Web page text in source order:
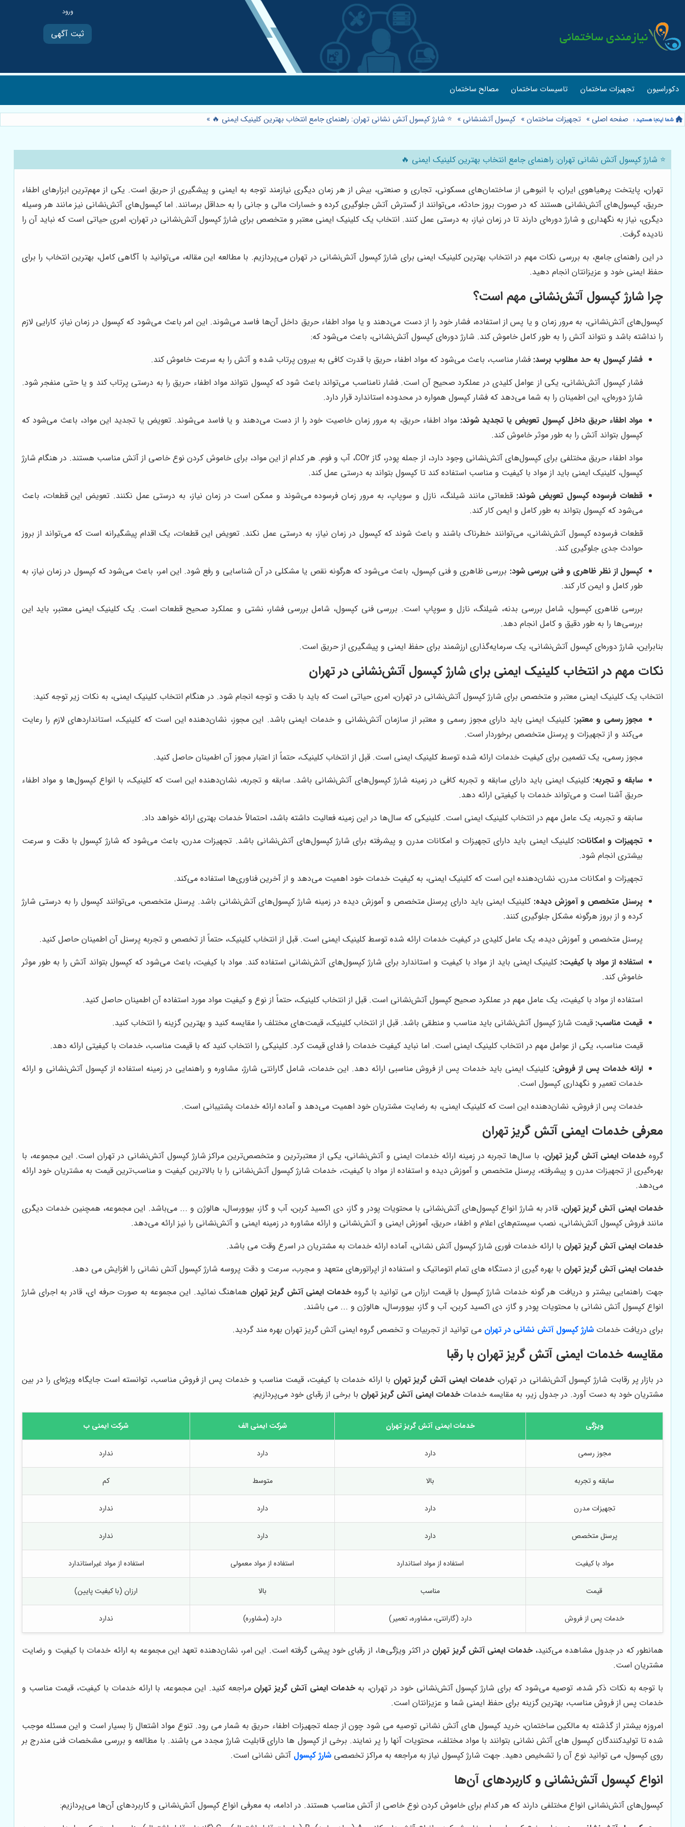
ثبت آگهی
دکوراسیون تجهیزات ساختمان تاسیسات ساختمان مصالح ساختمان
صفحه اصلی » تجهیزات ساختمان » کپسول آتشنشانی » ⭐️ شارژ کپسول آتش نشانی تهران: راهنمای جامع انتخاب بهترین کلینیک ایمنی 🔥 »
⭐️ شارژ کپسول آتش نشانی تهران: راهنمای جامع انتخاب بهترین کلینیک ایمنی 🔥
تهران، پایتخت پرهیاهوی ایران، با انبوهی از ساختمان‌های مسکونی، تجاری و صنعتی، بیش از هر زمان دیگری نیازمند توجه به ایمنی و پیشگیری از حریق است. یکی از مهم‌ترین ابزارهای اطفاء
حریق، کپسول‌های آتش‌نشانی هستند که در صورت بروز حادثه، می‌توانند از گسترش آتش جلوگیری کرده و خسارات مالی و جانی را به حداقل برسانند. اما کپسول‌های آتش‌نشانی نیز مانند هر وسیله
دیگری، نیاز به نگهداری و شارژ دوره‌ای دارند تا در زمان نیاز، به درستی عمل کنند. انتخاب یک کلینیک ایمنی معتبر و متخصص برای شارژ کپسول آتش‌نشانی در تهران، امری حیاتی است که نباید آن را
نادیده گرفت.
در این راهنمای جامع، به بررسی نکات مهم در انتخاب بهترین کلینیک ایمنی برای شارژ کپسول آتش‌نشانی در تهران می‌پردازیم. با مطالعه این مقاله، می‌توانید با آگاهی کامل، بهترین انتخاب را برای
حفظ ایمنی خود و عزیزانتان انجام دهید.
چرا شارژ کپسول آتش‌نشانی مهم است؟
کپسول‌های آتش‌نشانی، به مرور زمان و یا پس از استفاده، فشار خود را از دست می‌دهند و یا مواد اطفاء حریق داخل آن‌ها فاسد می‌شوند. این امر باعث می‌شود که کپسول در زمان نیاز، کارایی لازم
را نداشته باشد و نتواند آتش را به طور کامل خاموش کند. شارژ دوره‌ای کپسول آتش‌نشانی، باعث می‌شود که:
فشار کپسول به حد مطلوب برسد: فشار مناسب، باعث می‌شود که مواد اطفاء حریق با قدرت کافی به بیرون پرتاب شده و آتش را به سرعت خاموش کند.
فشار کپسول آتش‌نشانی، یکی از عوامل کلیدی در عملکرد صحیح آن است. فشار نامناسب می‌تواند باعث شود که کپسول نتواند مواد اطفاء حریق را به درستی پرتاب کند و یا حتی منفجر شود.
شارژ دوره‌ای، این اطمینان را به شما می‌دهد که فشار کپسول همواره در محدوده استاندارد قرار دارد.
مواد اطفاء حریق داخل کپسول تعویض یا تجدید شوند: مواد اطفاء حریق، به مرور زمان خاصیت خود را از دست می‌دهند و یا فاسد می‌شوند. تعویض یا تجدید این مواد، باعث می‌شود که
کپسول بتواند آتش را به طور موثر خاموش کند.
مواد اطفاء حریق مختلفی برای کپسول‌های آتش‌نشانی وجود دارد، از جمله پودر، گاز CO2، آب و فوم. هر کدام از این مواد، برای خاموش کردن نوع خاصی از آتش مناسب هستند. در هنگام شارژ
کپسول، کلینیک ایمنی باید از مواد با کیفیت و مناسب استفاده کند تا کپسول بتواند به درستی عمل کند.
قطعات فرسوده کپسول تعویض شوند: قطعاتی مانند شیلنگ، نازل و سوپاپ، به مرور زمان فرسوده می‌شوند و ممکن است در زمان نیاز، به درستی عمل نکنند. تعویض این قطعات، باعث
می‌شود که کپسول بتواند به طور کامل و ایمن کار کند.
قطعات فرسوده کپسول آتش‌نشانی، می‌توانند خطرناک باشند و باعث شوند که کپسول در زمان نیاز، به درستی عمل نکند. تعویض این قطعات، یک اقدام پیشگیرانه است که می‌تواند از بروز
حوادث جدی جلوگیری کند.
کپسول از نظر ظاهری و فنی بررسی شود: بررسی ظاهری و فنی کپسول، باعث می‌شود که هرگونه نقص یا مشکلی در آن شناسایی و رفع شود. این امر، باعث می‌شود که کپسول در زمان نیاز، به
طور کامل و ایمن کار کند.
بررسی ظاهری کپسول، شامل بررسی بدنه، شیلنگ، نازل و سوپاپ است. بررسی فنی کپسول، شامل بررسی فشار، نشتی و عملکرد صحیح قطعات است. یک کلینیک ایمنی معتبر، باید این
بررسی‌ها را به طور دقیق و کامل انجام دهد.
بنابراین، شارژ دوره‌ای کپسول آتش‌نشانی، یک سرمایه‌گذاری ارزشمند برای حفظ ایمنی و پیشگیری از حریق است.
نکات مهم در انتخاب کلینیک ایمنی برای شارژ کپسول آتش‌نشانی در تهران
انتخاب یک کلینیک ایمنی معتبر و متخصص برای شارژ کپسول آتش‌نشانی در تهران، امری حیاتی است که باید با دقت و توجه انجام شود. در هنگام انتخاب کلینیک ایمنی، به نکات زیر توجه کنید:
مجوز رسمی و معتبر: کلینیک ایمنی باید دارای مجوز رسمی و معتبر از سازمان آتش‌نشانی و خدمات ایمنی باشد. این مجوز، نشان‌دهنده این است که کلینیک، استانداردهای لازم را رعایت
می‌کند و از تجهیزات و پرسنل متخصص برخوردار است.
مجوز رسمی، یک تضمین برای کیفیت خدمات ارائه شده توسط کلینیک ایمنی است. قبل از انتخاب کلینیک، حتماً از اعتبار مجوز آن اطمینان حاصل کنید.
سابقه و تجربه: کلینیک ایمنی باید دارای سابقه و تجربه کافی در زمینه شارژ کپسول‌های آتش‌نشانی باشد. سابقه و تجربه، نشان‌دهنده این است که کلینیک، با انواع کپسول‌ها و مواد اطفاء
حریق آشنا است و می‌تواند خدمات با کیفیتی ارائه دهد.
سابقه و تجربه، یک عامل مهم در انتخاب کلینیک ایمنی است. کلینیکی که سال‌ها در این زمینه فعالیت داشته باشد، احتمالاً خدمات بهتری ارائه خواهد داد.
تجهیزات و امکانات: کلینیک ایمنی باید دارای تجهیزات و امکانات مدرن و پیشرفته برای شارژ کپسول‌های آتش‌نشانی باشد. تجهیزات مدرن، باعث می‌شود که شارژ کپسول با دقت و سرعت
بیشتری انجام شود.
تجهیزات و امکانات مدرن، نشان‌دهنده این است که کلینیک ایمنی، به کیفیت خدمات خود اهمیت می‌دهد و از آخرین فناوری‌ها استفاده می‌کند.
پرسنل متخصص و آموزش دیده: کلینیک ایمنی باید دارای پرسنل متخصص و آموزش دیده در زمینه شارژ کپسول‌های آتش‌نشانی باشد. پرسنل متخصص، می‌توانند کپسول را به درستی شارژ
کرده و از بروز هرگونه مشکل جلوگیری کنند.
پرسنل متخصص و آموزش دیده، یک عامل کلیدی در کیفیت خدمات ارائه شده توسط کلینیک ایمنی است. قبل از انتخاب کلینیک، حتماً از تخصص و تجربه پرسنل آن اطمینان حاصل کنید.
استفاده از مواد با کیفیت: کلینیک ایمنی باید از مواد با کیفیت و استاندارد برای شارژ کپسول‌های آتش‌نشانی استفاده کند. مواد با کیفیت، باعث می‌شود که کپسول بتواند آتش را به طور موثر
خاموش کند.
استفاده از مواد با کیفیت، یک عامل مهم در عملکرد صحیح کپسول آتش‌نشانی است. قبل از انتخاب کلینیک، حتماً از نوع و کیفیت مواد مورد استفاده آن اطمینان حاصل کنید.
قیمت مناسب: قیمت شارژ کپسول آتش‌نشانی باید مناسب و منطقی باشد. قبل از انتخاب کلینیک، قیمت‌های مختلف را مقایسه کنید و بهترین گزینه را انتخاب کنید.
قیمت مناسب، یکی از عوامل مهم در انتخاب کلینیک ایمنی است. اما نباید کیفیت خدمات را فدای قیمت کرد. کلینیکی را انتخاب کنید که با قیمت مناسب، خدمات با کیفیتی ارائه دهد.
ارائه خدمات پس از فروش: کلینیک ایمنی باید خدمات پس از فروش مناسبی ارائه دهد. این خدمات، شامل گارانتی شارژ، مشاوره و راهنمایی در زمینه استفاده از کپسول آتش‌نشانی و ارائه
خدمات تعمیر و نگهداری کپسول است.
خدمات پس از فروش، نشان‌دهنده این است که کلینیک ایمنی، به رضایت مشتریان خود اهمیت می‌دهد و آماده ارائه خدمات پشتیبانی است.
معرفی خدمات ایمنی آتش گریز تهران
گروه خدمات ایمنی آتش گریز تهران، با سال‌ها تجربه در زمینه ارائه خدمات ایمنی و آتش‌نشانی، یکی از معتبرترین و متخصص‌ترین مراکز شارژ کپسول آتش‌نشانی در تهران است. این مجموعه، با
بهره‌گیری از تجهیزات مدرن و پیشرفته، پرسنل متخصص و آموزش دیده و استفاده از مواد با کیفیت، خدمات شارژ کپسول آتش‌نشانی را با بالاترین کیفیت و مناسب‌ترین قیمت به مشتریان خود ارائه
می‌دهد.
خدمات ایمنی آتش گریز تهران، قادر به شارژ انواع کپسول‌های آتش‌نشانی با محتویات پودر و گاز، دی اکسید کربن، آب و گاز، بیوورسال، هالوژن و ... می‌باشد. این مجموعه، همچنین خدمات دیگری
مانند فروش کپسول آتش‌نشانی، نصب سیستم‌های اعلام و اطفاء حریق، آموزش ایمنی و آتش‌نشانی و ارائه مشاوره در زمینه ایمنی و آتش‌نشانی را نیز ارائه می‌دهد.
خدمات ایمنی آتش گریز تهران با ارائه خدمات فوری شارژ کپسول آتش نشانی، آماده ارائه خدمات به مشتریان در اسرع وقت می باشد.
خدمات ایمنی آتش گریز تهران با بهره گیری از دستگاه های تمام اتوماتیک و استفاده از اپراتورهای متعهد و مجرب، سرعت و دقت پروسه شارژ کپسول آتش نشانی را افزایش می دهد.
جهت راهنمایی بیشتر و دریافت هر گونه خدمات شارژ کپسول با قیمت ارزان می توانید با گروه خدمات ایمنی آتش گریز تهران هماهنگ نمائید. این مجموعه به صورت حرفه ای، قادر به اجرای شارژ
انواع کپسول آتش نشانی با محتویات پودر و گاز، دی اکسید کربن، آب و گاز، بیوورسال، هالوژن و ... می باشند.
برای دریافت خدمات شارژ کپسول آتش نشانی در تهران می توانید از تجربیات و تخصص گروه ایمنی آتش گریز تهران بهره مند گردید.
مقایسه خدمات ایمنی آتش گریز تهران با رقبا
در بازار پر رقابت شارژ کپسول آتش‌نشانی در تهران،خدمات ایمنی آتش گریز تهران با ارائه خدمات با کیفیت، قیمت مناسب و خدمات پس از فروش مناسب، توانسته است جایگاه ویژه‌ای را در بین
مشتریان خود به دست آورد. در جدول زیر، به مقایسه خدمات خدمات ایمنی آتش گریز تهران با برخی از رقبای خود می‌پردازیم:
ویژگی خدمات ایمنی آتش گریز تهران شرکت ایمنی الف شرکت ایمنی ب
مجوز رسمی دارد دارد ندارد
سابقه و تجربه بالا متوسط کم
تجهیزات مدرن دارد دارد ندارد
پرسنل متخصص دارد دارد ندارد
مواد با کیفیت استفاده از مواد استاندارد استفاده از مواد معمولی استفاده از مواد غیراستاندارد
قیمت مناسب بالا ارزان (با کیفیت پایین)
خدمات پس از فروش دارد (گارانتی، مشاوره، تعمیر) دارد (مشاوره) ندارد
همانطور که در جدول مشاهده می‌کنید،خدمات ایمنی آتش گریز تهران در اکثر ویژگی‌ها، از رقبای خود پیشی گرفته است. این امر، نشان‌دهنده تعهد این مجموعه به ارائه خدمات با کیفیت و رضایت
مشتریان است.
با توجه به نکات ذکر شده، توصیه می‌شود که برای شارژ کپسول آتش‌نشانی خود در تهران، بهخدمات ایمنی آتش گریز تهران مراجعه کنید. این مجموعه، با ارائه خدمات با کیفیت، قیمت مناسب و
خدمات پس از فروش مناسب، بهترین گزینه برای حفظ ایمنی شما و عزیزانتان است.
امروزه بیشتر از گذشته به مالکین ساختمان، خرید کپسول های آتش نشانی توصیه می شود چون از جمله تجهیزات اطفاء حریق به شمار می رود. تنوع مواد اشتعال زا بسیار است و این مسئله موجب
شده تا تولیدکنندگان کپسول های آتش نشانی بتوانند با مواد مختلف، محتویات آنها را پر نمایند. برخی از کپسول ها دارای قابلیت شارژ مجدد می باشند. با مطالعه و بررسی مشخصات فنی مندرج بر
روی کپسول، می توانید نوع آن را تشخیص دهید. جهت شارژ کپسول نیاز به مراجعه به مراکز تخصصی شارژ کپسول آتش نشانی است.
انواع کپسول آتش‌نشانی و کاربردهای آن‌ها
کپسول‌های آتش‌نشانی انواع مختلفی دارند که هر کدام برای خاموش کردن نوع خاصی از آتش مناسب هستند. در ادامه، به معرفی انواع کپسول آتش‌نشانی و کاربردهای آن‌ها می‌پردازیم: